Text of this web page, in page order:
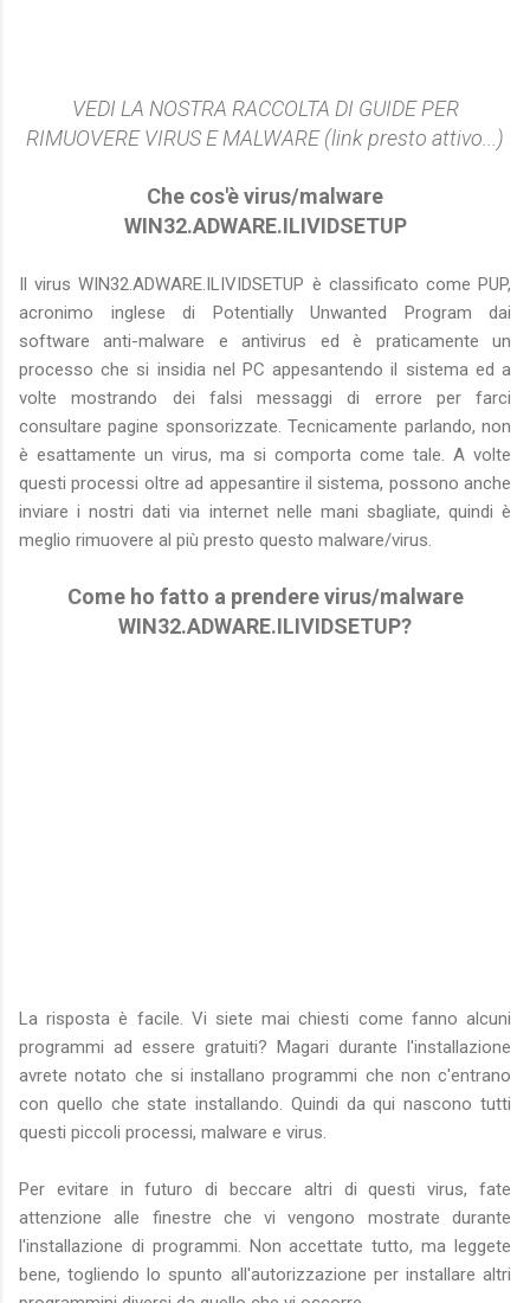
VEDI LA NOSTRA RACCOLTA DI GUIDE PER
RIMUOVERE VIRUS E MALWARE (link presto attivo...)
Che cos'è virus/malware
WIN32.ADWARE.ILIVIDSETUP
Il virus WIN32.ADWARE.ILIVIDSETUP è classificato come PUP,
acronimo inglese di Potentially Unwanted Program dai
software anti-malware e antivirus ed è praticamente un
processo che si insidia nel PC appesantendo il sistema ed a
volte mostrando dei falsi messaggi di errore per farci
consultare pagine sponsorizzate. Tecnicamente parlando, non
è esattamente un virus, ma si comporta come tale. A volte
questi processi oltre ad appesantire il sistema, possono anche
inviare i nostri dati via internet nelle mani sbagliate, quindi è
meglio rimuovere al più presto questo malware/virus.
Come ho fatto a prendere virus/malware
WIN32.ADWARE.ILIVIDSETUP?
La risposta è facile. Vi siete mai chiesti come fanno alcuni
programmi ad essere gratuiti? Magari durante l'installazione
avrete notato che si installano programmi che non c'entrano
con quello che state installando. Quindi da qui nascono tutti
questi piccoli processi, malware e virus.
Per evitare in futuro di beccare altri di questi virus, fate
attenzione alle finestre che vi vengono mostrate durante
l'installazione di programmi. Non accettate tutto, ma leggete
bene, togliendo lo spunto all'autorizzazione per installare altri